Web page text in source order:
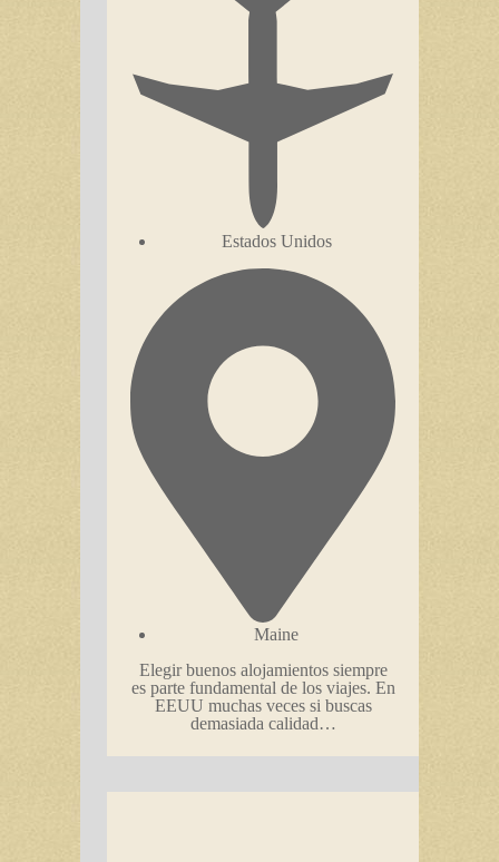
Estados Unidos
Maine
Elegir buenos alojamientos siempre
es parte fundamental de los viajes. En
EEUU muchas veces si buscas
demasiada calidad…